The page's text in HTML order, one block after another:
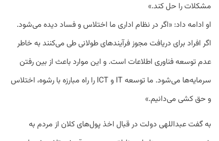
مشکلات را حل کند.»
او ادامه داد: «اگر در نظام اداری ما اختلاس و فساد دیده می‌شود.
اگر افراد برای دریافت مجوز فرآیندهای طولانی طی می‌کنند به خاطر
عدم توسعه فناوری اطلاعات است. و این موارد باعث از بین رفتن
سرمایه‌ها می‌شود. ما توسعه IT و ICT را راه مبارزه با رشوه، اختلاس
و حق کشی می‌دانیم.»
به گفت عبداللهی دولت در قبال اخذ پول‌های کلان از مردم به